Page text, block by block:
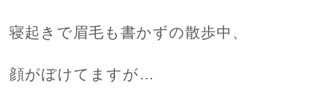
寝起きで眉毛も書かずの散歩中、
顔がぼけてますが…